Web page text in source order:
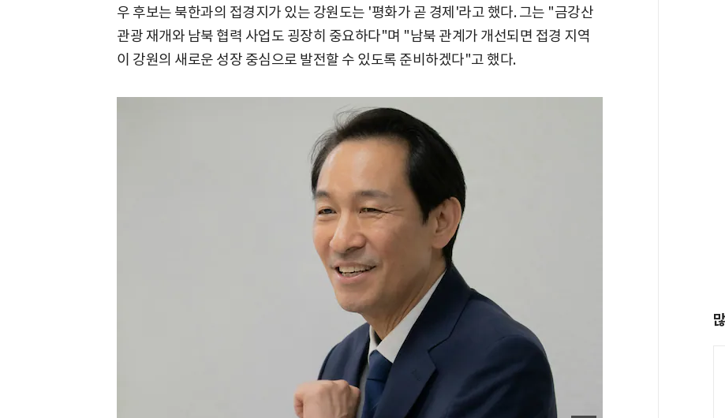
우 후보는 북한과의 접경지가 있는 강원도는 '평화가 곧 경제'라고 했다. 그는 "금강산
관광 재개와 남북 협력 사업도 굉장히 중요하다"며 "남북 관계가 개선되면 접경 지역
이 강원의 새로운 성장 중심으로 발전할 수 있도록 준비하겠다"고 했다.